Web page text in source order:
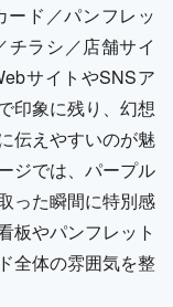
ド／パンフレッ
チラシ／店舗サイ
サイトやSNSア
印象に残り、幻想
伝えやすいのが魅
ジでは、パープル
った瞬間に特別感
板やパンフレット
全体の雰囲気を整